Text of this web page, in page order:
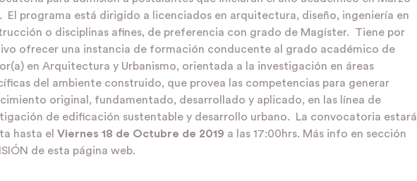
El programa está dirigido a licenciados en arquitectura, diseño, ingeniería en
o disciplinas afines, de preferencia con grado de Magíster. Tiene por
ofrecer una instancia de formación conducente al grado académico de
en Arquitectura y Urbanismo, orientada a la investigación en áreas
del ambiente construido, que provea las competencias para generar
original, fundamentado, desarrollado y aplicado, en las línea de
de edificación sustentable y desarrollo urbano. La convocatoria estará
hasta el Viernes 18 de Octubre de 2019 a las 17:00hrs. Más info en sección
de esta página web.